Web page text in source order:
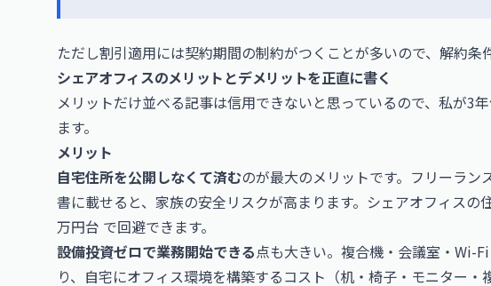
ただし割引適用には契約期間の制約がつくことが多いので、解約条
シェアオフィスのメリットとデメリットを正直に書く
メリットだけ並べる記事は信用できないと思っているので、私が3
ます。
メリット
自宅住所を公開しなくて済むのが最大のメリットです。フリーラ
書に載せると、家族の安全リスクが高まります。シェアオフィスの
万円台 で回避できます。
設備投資ゼロで業務開始できる点も大きい。複合機・会議室・Wi-
り、自宅にオフィス環境を構築するコスト（机・椅子・モニター